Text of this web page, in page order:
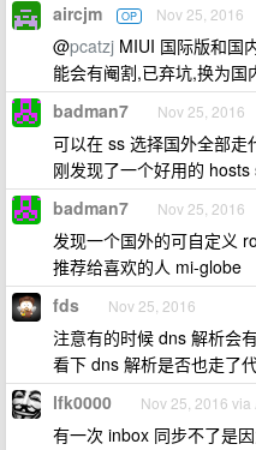
aircjm OP Nov 25, 2016
@pcatzj MIUI 国际版和国
能会有阉割,已弃坑,换为国
badman7 Nov 25, 2016
可以在 ss 选择国外全部走
刚发现了一个好用的
badman7 Nov 25, 2016
发现一个国外的可自定义
推荐给喜欢的人 mi-globe
fds Nov 25, 2016
注意有的时候 dns 解析会
看下 dns 解析是否也走了代
lfk0000 Nov 25, 2016 via
有一次 inbox 同步不了是